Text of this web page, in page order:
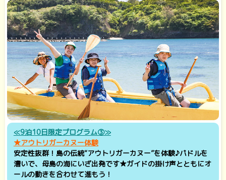
≪9泊10日限定プログラム③≫
★アウトリガーカヌー体験
安定性抜群！島の伝統“アウトリガーカヌー”を体験♪パドルを
漕いで、母島の海にいざ出発です★ガイドの掛け声とともにオ
ールの動きを合わせて進もう！